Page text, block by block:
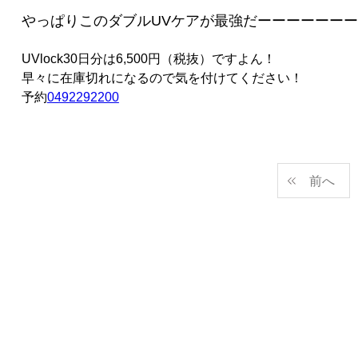
やっぱりこのダブルUVケアが最強だーーーーーー
UVlock30日分は6,500円（税抜）ですよん！
早々に在庫切れになるので気を付けてください！
予約0492292200
前へ